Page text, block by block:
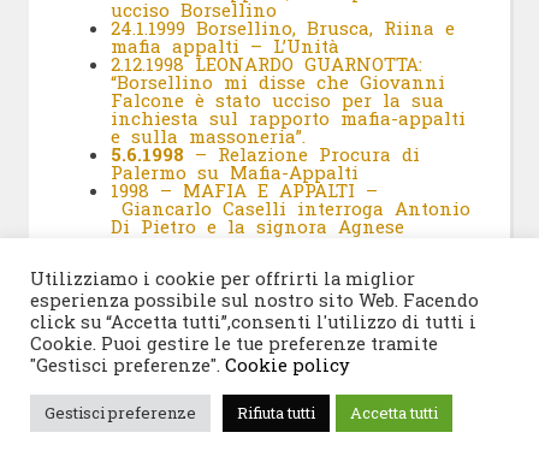
ucciso Borsellino
24.1.1999 Borsellino, Brusca, Riina e
mafia appalti – L’Unità
2.12.1998 LEONARDO GUARNOTTA:
“Borsellino mi disse che Giovanni
Falcone è stato ucciso per la sua
inchiesta sul rapporto mafia-appalti
e sulla massoneria”.
5.6.1998 – Relazione Procura di
Palermo su Mafia-Appalti
1998 – MAFIA E APPALTI –
Giancarlo Caselli interroga Antonio
Di Pietro e la signora Agnese
Utilizziamo i cookie per offrirti la miglior
esperienza possibile sul nostro sito Web. Facendo
click su “Accetta tutti”,consenti l'utilizzo di tutti i
Cookie. Puoi gestire le tue preferenze tramite
"Gestisci preferenze". Cookie policy
Gestisci preferenze Rifiuta tutti Accetta tutti